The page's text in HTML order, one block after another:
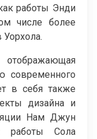
работы Энди
числе более
Уорхола.
современного
в себя также
дизайна и
Нам Джун
работы Сола